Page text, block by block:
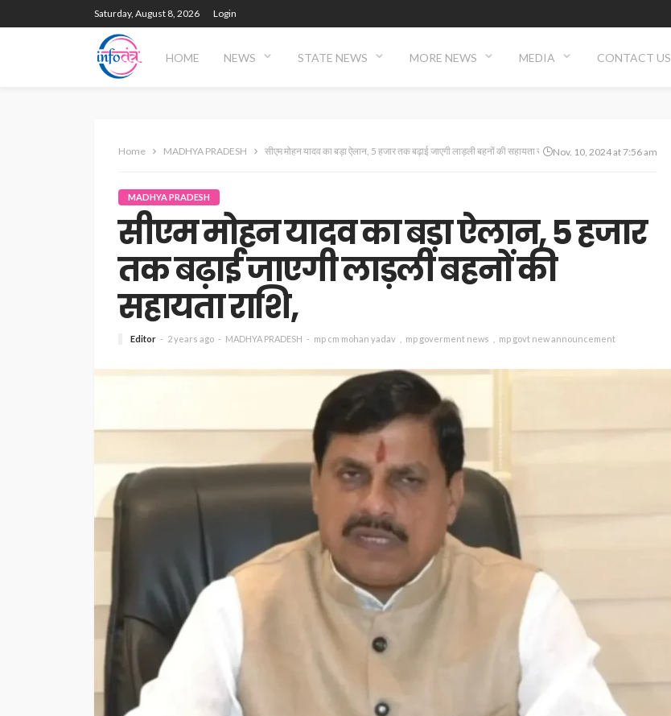
Saturday, August 8, 2026 Login
HOME NEWS STATE NEWS MORE NEWS MEDIA CONTACT US
Home MADHYA PRADESH सीएम मोहन यादव का बड़ा ऐलान, 5 हजार तक बढ़ाई जाएगी लाड़ली बहनों की सहायता राशि,Nov. 10, 2024 at 7:56 am
MADHYA PRADESH
सीएम मोहन यादव का बड़ा ऐलान, 5 हजार
तक बढ़ाई जाएगी लाड़ली बहनों की
सहायता राशि,
Editor 2 years ago MADHYA PRADESH mp cm mohan yadav mp goverment news mp govt new announcement
MADHYA PRADESH
दो दशक बाद एमपी में फिर से शुरू
होंगी राज्य परिवहन की बसें
Editor
INFORMATION
MADHYA
PRADESH
Madhya pradesh parivahan
nigam
mp ki khabar
mp news
INFORMATION
वक्फ संशोधन बिल को सुप्रीम
कोर्ट में चुनौती
INFORMATION
NATIONAL